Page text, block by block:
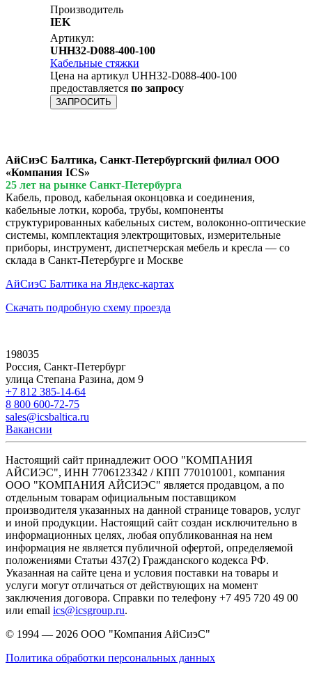
Производитель
IEK
Артикул:
UHH32-D088-400-100
Кабельные стяжки
Цена на артикул UHH32-D088-400-100
предоставляется по запросу
ЗАПРОСИТЬ
АйСиэС Балтика, Санкт-Петербургский филиал ООО
«Компания ICS»
25 лет на рынке Санкт-Петербурга
Кабель, провод, кабельная оконцовка и соединения,
кабельные лотки, короба, трубы, компоненты
структурированных кабельных систем, волоконно-оптические
системы, комплектация электрощитовых, измерительные
приборы, инструмент, диспетчерская мебель и кресла — со
склада в Санкт-Петербурге и Москве
АйСиэС Балтика на Яндекс-картах
Скачать подробную схему проезда
198035
Россия, Санкт-Петербург
улица Степана Разина, дом 9
+7 812 385-14-64
8 800 600-72-75
sales@icsbaltica.ru
Вакансии
Настоящий сайт принадлежит ООО "КОМПАНИЯ
АЙСИЭС", ИНН 7706123342 / КПП 770101001, компания
ООО "КОМПАНИЯ АЙСИЭС" является продавцом, а по
отдельным товарам официальным поставщиком
производителя указанных на данной странице товаров, услуг
и иной продукции. Настоящий сайт создан исключительно в
информационных целях, любая опубликованная на нем
информация не является публичной офертой, определяемой
положениями Статьи 437(2) Гражданского кодекса РФ.
Указанная на сайте цена и условия поставки на товары и
услуги могут отличаться от действующих на момент
заключения договора. Справки по телефону +7 495 720 49 00
или email ics@icsgroup.ru.
© 1994 — 2026 ООО "Компания АйСиэС"
Политика обработки персональных данных